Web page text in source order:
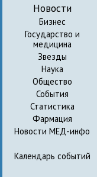
Новости
Бизнес
Государство и
медицина
Звезды
Наука
Общество
События
Статистика
Фармация
Новости МЕД-инфо
Календарь событий